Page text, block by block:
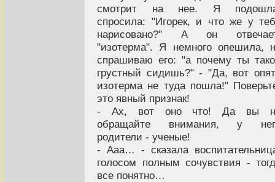
смотрит на нее. Я
спросила: "Игорек, и что же у
нарисовано?" А он
"изотерма". Я немного опешила,
спрашиваю его: "а почему ты
грустный сидишь?" - "Да, вот
изотерма не туда пошла!"
это явный признак!
- Ах, вот оно что! Да вы
обращайте внимания, у
родители - ученые!
- Ааа… - сказала
голосом полным сочувствия -
все понятно…